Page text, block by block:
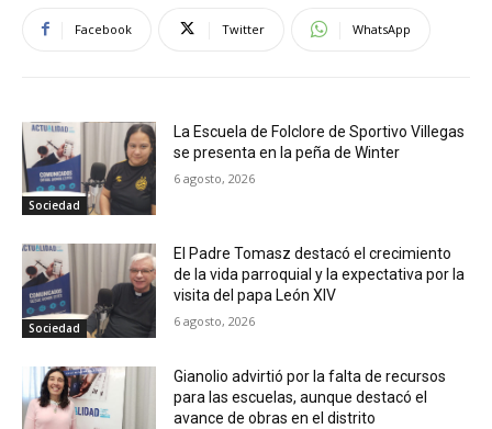
Facebook Twitter WhatsApp
Sociedad
La Escuela de Folclore de Sportivo Villegas
se presenta en la peña de Winter
6 agosto, 2026
Sociedad
El Padre Tomasz destacó el crecimiento
de la vida parroquial y la expectativa por la
visita del papa León XIV
6 agosto, 2026
Gianolio advirtió por la falta de recursos
para las escuelas, aunque destacó el
avance de obras en el distrito